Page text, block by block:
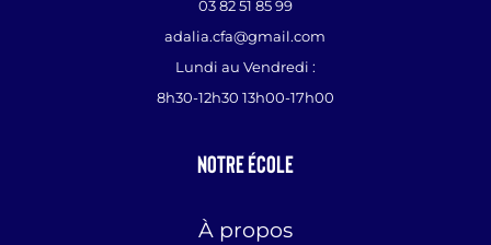
03 82 51 85 99
adalia.cfa@gmail.com
Lundi au Vendredi :
8h30-12h30 13h00-17h00
Notre école
À propos